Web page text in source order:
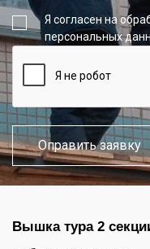
Я согласен на
персональных
Вышка тура 2